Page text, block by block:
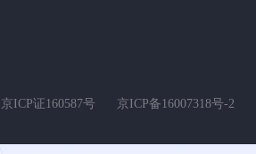
京ICP证160587号 京ICP备16007318号-2